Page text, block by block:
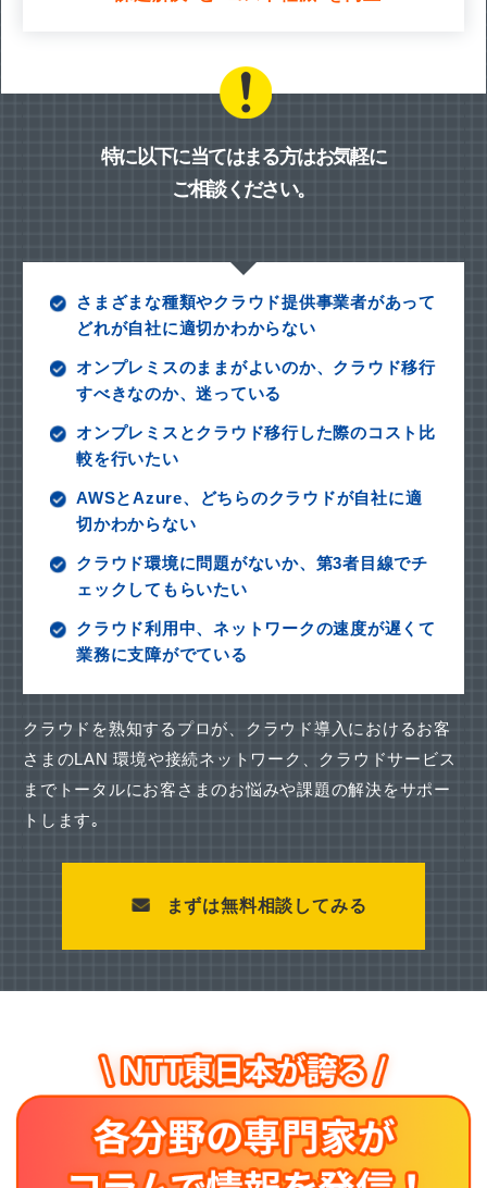
特に以下に当てはまる方はお気軽に
ご相談ください。
さまざまな種類やクラウド提供事業者があって
どれが自社に適切かわからない
オンプレミスのままがよいのか、クラウド移行
すべきなのか、迷っている
オンプレミスとクラウド移行した際のコスト比
較を行いたい
AWSとAzure、どちらのクラウドが自社に適
切かわからない
クラウド環境に問題がないか、第3者目線でチ
ェックしてもらいたい
クラウド利用中、ネットワークの速度が遅くて
業務に支障がでている
クラウドを熟知するプロが、クラウド導入におけるお客
さまのLAN 環境や接続ネットワーク、
クラウドサービス
までトータルにお客さまのお悩みや課題の解決をサポー
トします｡
まずは無料相談してみる